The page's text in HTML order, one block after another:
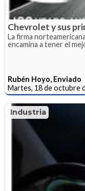
Chevrolet y sus
La firma
encamina a tener el
Rubén Hoyo, Enviado
Martes, 18 de octubre
Industria